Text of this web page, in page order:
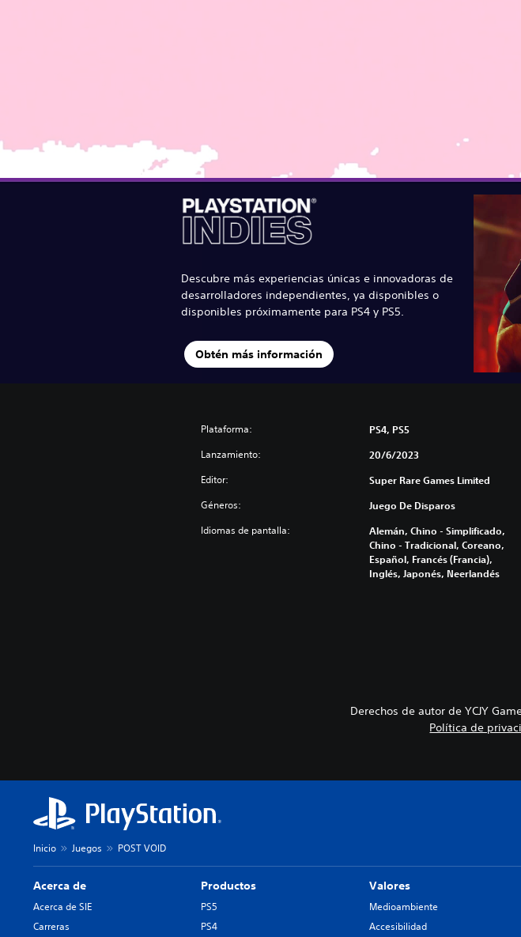
Descubre más experiencias únicas e innovadoras de
desarrolladores independientes, ya disponibles o
disponibles próximamente para PS4 y PS5.
Obtén más información
Plataforma: PS4, PS5
Lanzamiento: 20/6/2023
Editor: Super Rare Games Limited
Géneros: Juego De Disparos
Idiomas de pantalla:
Alemán, Chino - Simplificado,
Chino - Tradicional, Coreano,
Español, Francés (Francia),
Inglés, Japonés, Neerlandés
Derechos de autor de YCJY
Política de
Inicio Juegos POST VOID
Acerca de
Acerca de SIE
Carreras
Productos
PS5
PS4
Valores
Medioambiente
Accesibilidad